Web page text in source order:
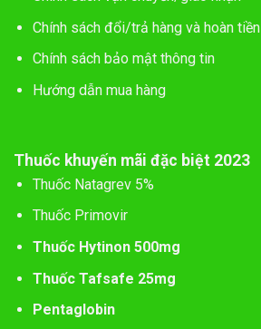
Chính sách đổi/trả hàng và hoàn tiền
Chính sách bảo mật thông tin
Hướng dẫn mua hàng
Thuốc khuyến mãi đặc biệt 2023
Thuốc Natagrev 5%
Thuốc Primovir
Thuốc Hytinon 500mg
Thuốc Tafsafe 25mg
Pentaglobin